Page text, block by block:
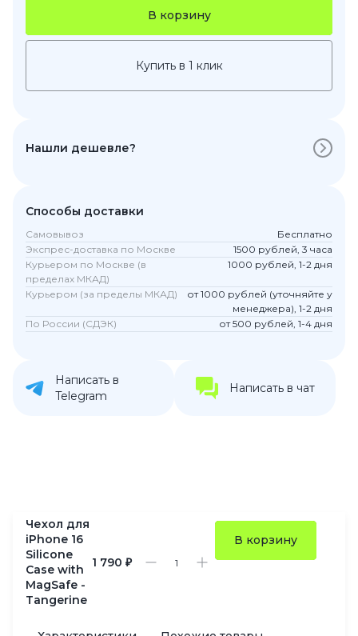
В корзину
Купить в 1 клик
Нашли дешевле?
Способы доставки
Самовывоз
Бесплатно
Экспрес-доставка по Москве
1500 рублей, 3 часа
Курьером по Москве (в
пределах МКАД)
1000 рублей, 1-2 дня
Курьером (за пределы МКАД)
от 1000 рублей (уточняйте у
менеджера), 1-2 дня
По России (СДЭК)
от 500 рублей, 1-4 дня
Написать в
Telegram
Написать в чат
Чехол для
iPhone 16
Silicone
Case with
MagSafe -
Tangerine
1 790 ₽
В корзину